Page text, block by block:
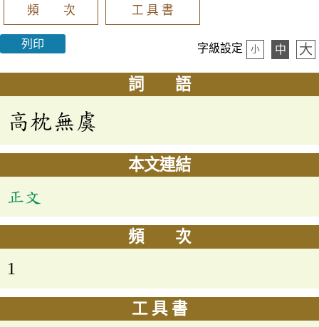
頻 次 工 具 書
列印 字級設定 小 中 大
詞 語
高枕無虞
本文連結
正文
頻 次
1
工 具 書